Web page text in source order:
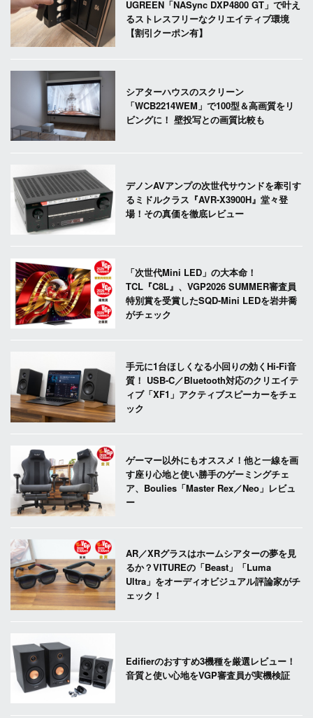
UGREEN「NASync DXP4800 GT」で叶え
るストレスフリーなクリエイティブ環境
【割引クーポン有】
シアターハウスのスクリーン
「WCB2214WEM」で100型＆高画質をリ
ビングに！ 壁投写との画質比較も
デノンAVアンプの次世代サウンドを牽引す
るミドルクラス『AVR-X3900H』堂々登
場！その真価を徹底レビュー
「次世代Mini LED」の大本命！
TCL『C8L』、VGP2026 SUMMER審査員
特別賞を受賞したSQD-Mini LEDを岩井喬
がチェック
手元に1台ほしくなる小回りの効くHi-Fi音
質！ USB-C／Bluetooth対応のクリエイテ
ィブ「XF1」アクティブスピーカーをチェ
ック
ゲーマー以外にもオススメ！他と一線を画
す座り心地と使い勝手のゲーミングチェ
ア、Boulies「Master Rex／Neo」レビュ
ー
AR／XRグラスはホームシアターの夢を見
るか？VITUREの「Beast」「Luma
Ultra」をオーディオビジュアル評論家がチ
ェック！
Edifierのおすすめ3機種を厳選レビュー！
音質と使い心地をVGP審査員が実機検証